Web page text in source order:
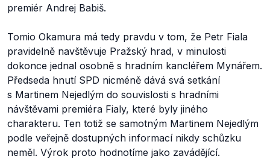
premiér Andrej Babiš.
Tomio Okamura má tedy pravdu v tom, že Petr Fiala
pravidelně navštěvuje Pražský hrad, v minulosti
dokonce jednal osobně s hradním kancléřem Mynářem.
Předseda hnutí SPD nicméně dává svá setkání
s Martinem Nejedlým do souvislosti s hradními
návštěvami premiéra Fialy, které byly jiného
charakteru. Ten totiž se samotným Martinem Nejedlým
podle veřejně dostupných informací nikdy schůzku
neměl. Výrok proto hodnotíme jako zavádějící.